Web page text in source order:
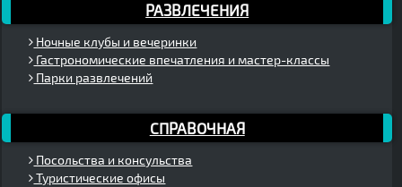
РАЗВЛЕЧЕНИЯ
Ночные клубы и вечеринки
Гастрономические впечатления и мастер-классы
Парки развлечений
СПРАВОЧНАЯ
Посольства и консульства
Туристические офисы